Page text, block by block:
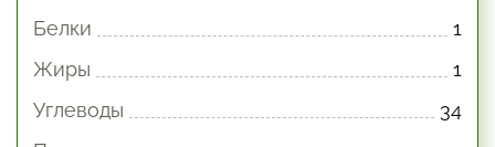
Белки
1
Жиры
1
Углеводы
34